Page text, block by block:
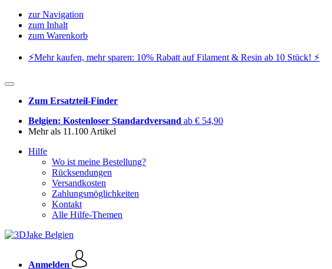
zur Navigation
zum Inhalt
zum Warenkorb
⚡️Mehr kaufen, mehr sparen: 10% Rabatt auf Filament & Resin ab 10 Stück! ⚡️
Zum Ersatzteil-Finder
Belgien: Kostenloser Standardversand ab € 54,90
Mehr als 11.100 Artikel
Hilfe
Wo ist meine Bestellung?
Rücksendungen
Versandkosten
Zahlungsmöglichkeiten
Kontakt
Alle Hilfe-Themen
Anmelden